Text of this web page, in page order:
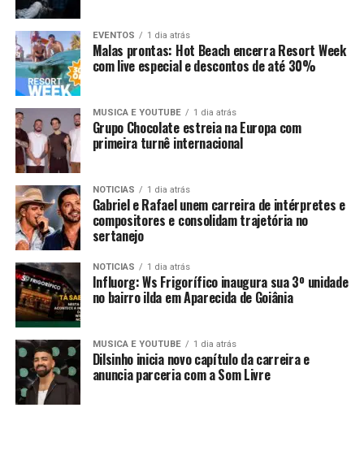
EVENTOS 1 dia atrás
Malas prontas: Hot Beach encerra Resort Week
com live especial e descontos de até 30%
MUSICA E YOUTUBE 1 dia atrás
Grupo Chocolate estreia na Europa com
primeira turnê internacional
NOTICIAS 1 dia atrás
Gabriel e Rafael unem carreira de intérpretes e
compositores e consolidam trajetória no
sertanejo
NOTICIAS 1 dia atrás
Influorg: Ws Frigorífico inaugura sua 3º unidade
no bairro ilda em Aparecida de Goiânia
MUSICA E YOUTUBE 1 dia atrás
Dilsinho inicia novo capítulo da carreira e
anuncia parceria com a Som Livre